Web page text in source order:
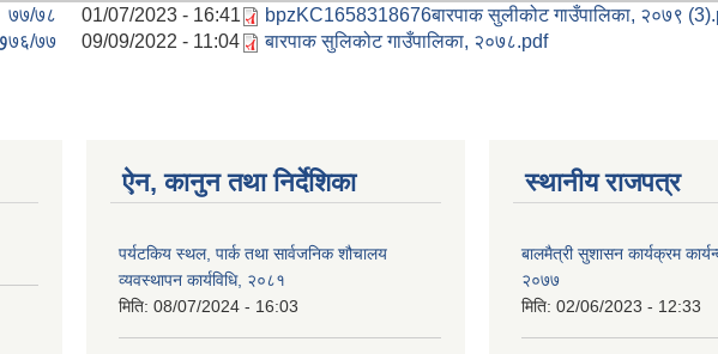
७७/७८ 01/07/2023 - 16:41 bpzKC1658318676बारपाक सुलीकोट गाउँपालिका, २०७९
७६/७७ 09/09/2022 - 11:04 बारपाक सुलिकोट गाउँपालिका, २०७८.pdf
ऐन, कानुन तथा निर्देशिका
पर्यटकिय स्थल, पार्क तथा सार्वजनिक शौचालय
व्यवस्थापन कार्यविधि, २०८१
मिति: 08/07/2024 - 16:03
स्थानीय राजपत्र
बालमैत्री सुशासन कार्यक्रम
२०७७
मिति: 02/06/2023 - 12:33